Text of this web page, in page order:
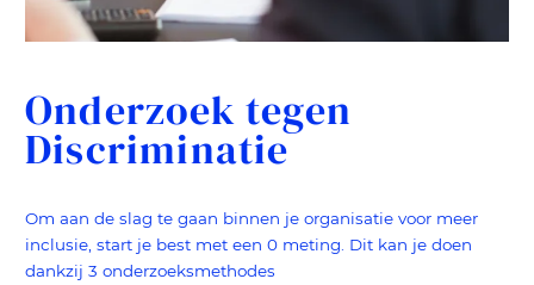
Onderzoek tegen
Discriminatie
Om aan de slag te gaan binnen je organisatie voor meer
inclusie, start je best met een 0 meting. Dit kan je doen
dankzij 3 onderzoeksmethodes